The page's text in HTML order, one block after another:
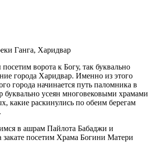
ворота к Богу, так буквально
города Харидвар. Именно из этого
города начинается путь паломника в
буквально усеян многовековыми храмами
какие раскинулись по обеим берегам
в ашрам Пайлота Бабаджи и
посетим Храма Богини Матери